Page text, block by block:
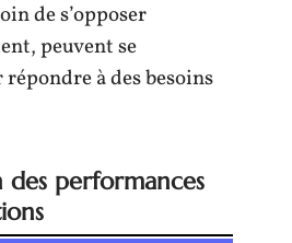
de s’opposer
peuvent se
à des besoins
des performances